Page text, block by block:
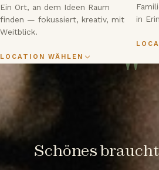
Ein Ort, an dem Ideen Raum
finden — fokussiert, kreativ, mit
Weitblick.
LOCATION WÄHLEN
in
"
Schönes